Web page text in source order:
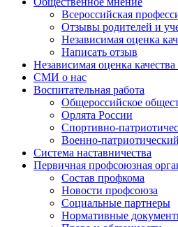
Всероссийская
Отзывы родителей и
Независимая оценка
Написать отзыв
Независимая оценка качества
СМИ о нас
Воспитательная работа
Общероссийское
Орлята России
Спортивно-
Военно-
Система наставничества
Первичная профсоюзная
Состав профкома
Новости профсоюза
Социальные партнеры
Нормативные